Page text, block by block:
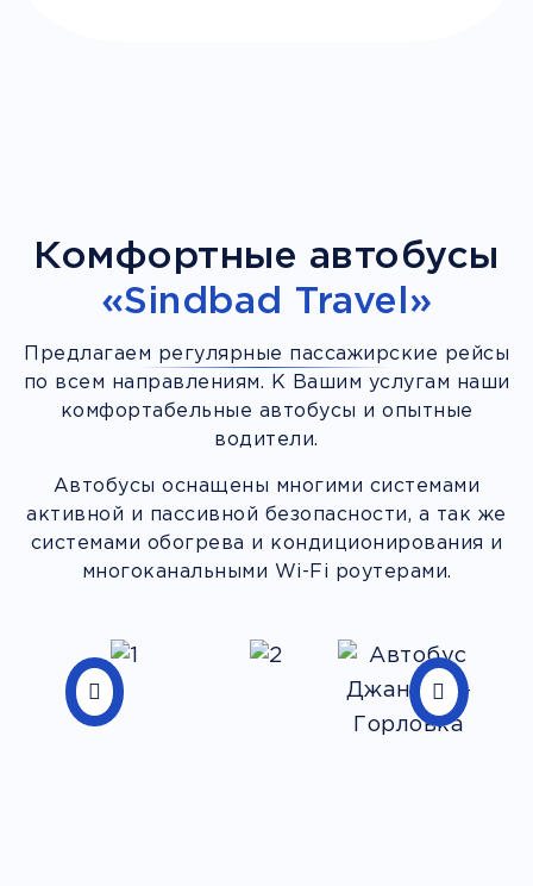
Комфортные автобусы
«Sindbad Travel»
Предлагаем регулярные пассажирские рейсы
по всем направлениям. К Вашим услугам наши
комфортабельные автобусы и опытные
водители.
Автобусы оснащены многими системами
активной и пассивной безопасности, а так же
системами обогрева и кондиционирования и
многоканальными Wi-Fi роутерами.